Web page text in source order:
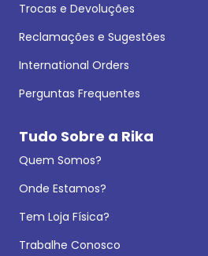
Trocas e Devoluções
Reclamações e Sugestões
International Orders
Perguntas Frequentes
Tudo Sobre a Rika
Quem Somos?
Onde Estamos?
Tem Loja Física?
Trabalhe Conosco